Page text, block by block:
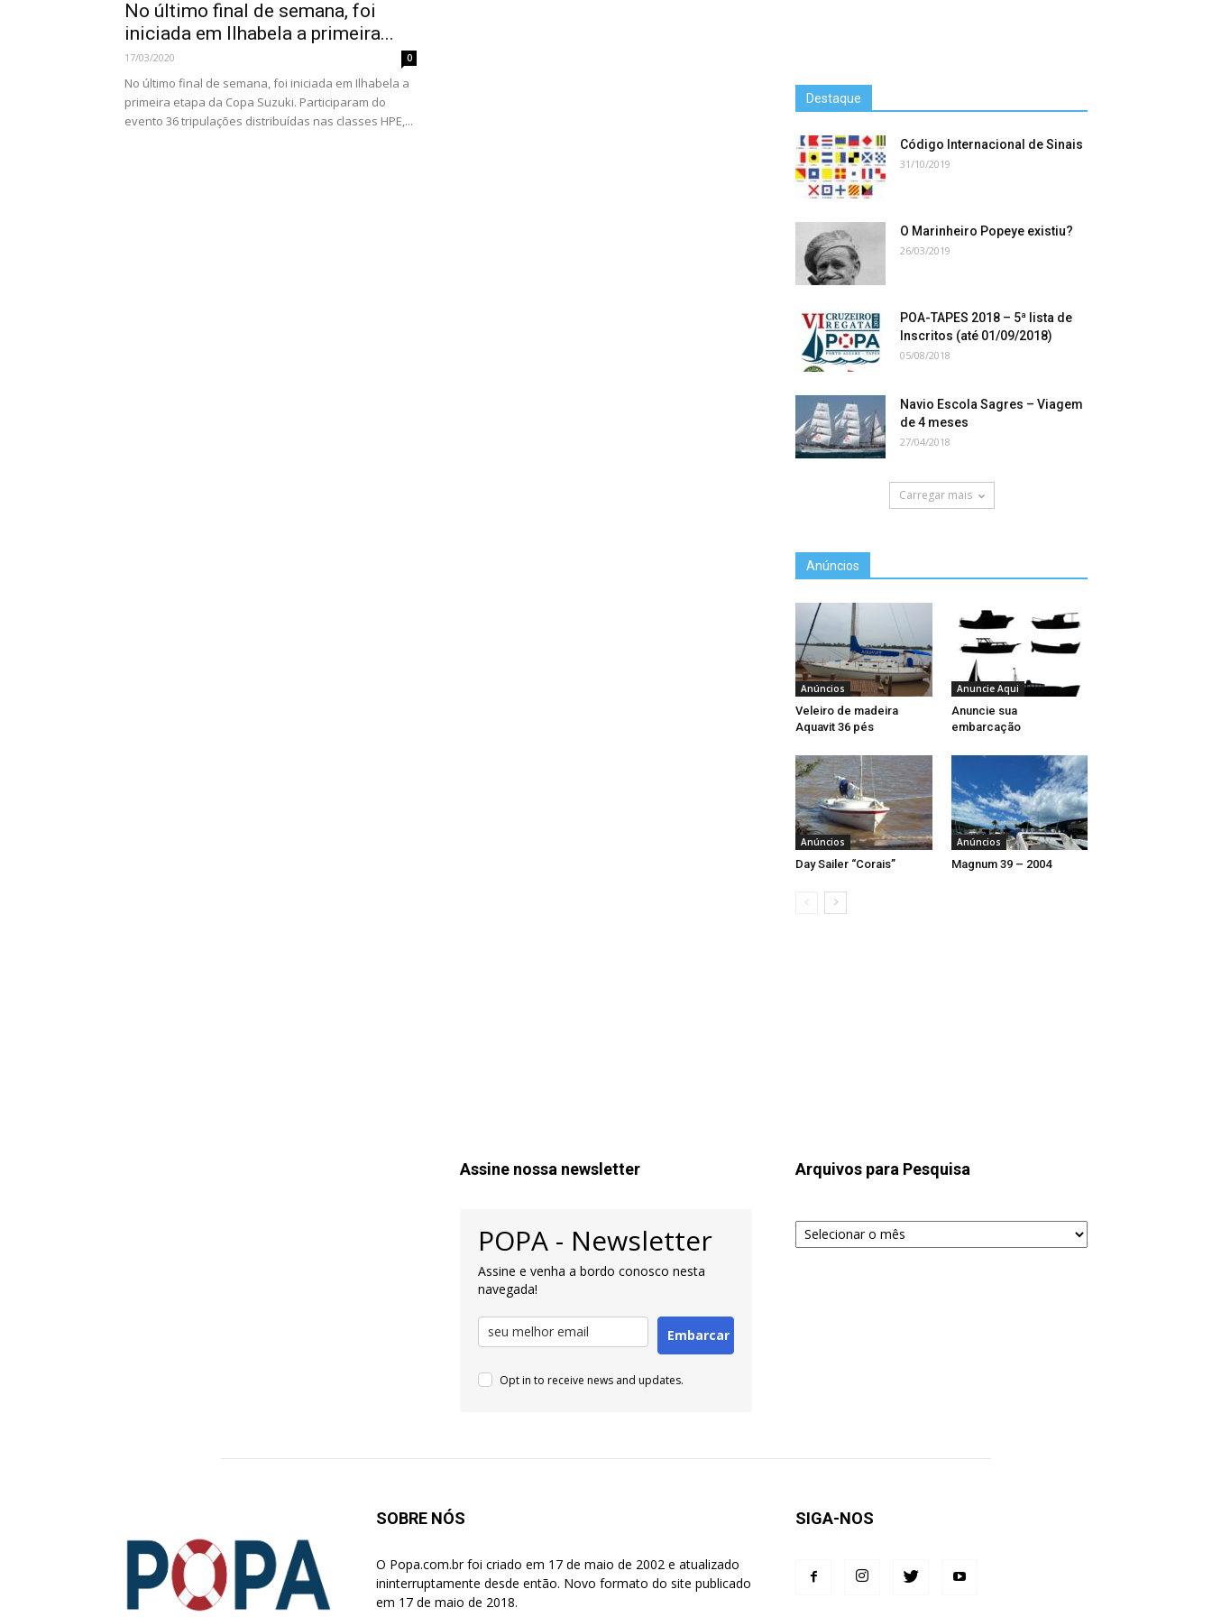
No último final de semana, foi
iniciada em Ilhabela a primeira...
17/03/2020 0
No último final de semana, foi iniciada em Ilhabela a
primeira etapa da Copa Suzuki. Participaram do
evento 36 tripulações distribuídas nas classes HPE,...
Destaque
Código Internacional de Sinais
31/10/2019
O Marinheiro Popeye existiu?
26/03/2019
POA-TAPES 2018 – 5ª lista de
Inscritos (até 01/09/2018)
05/08/2018
Navio Escola Sagres – Viagem
de 4 meses
27/04/2018
Carregar mais
Anúncios
Anúncios
Veleiro de madeira
Aquavit 36 pés
Anuncie Aqui
Anuncie sua
embarcação
Anúncios
Day Sailer “Corais”
Anúncios
Magnum 39 – 2004
Assine nossa newsletter
POPA - Newsletter
Assine e venha a bordo conosco nesta
navegada!
Embarcar
Opt in to receive news and updates.
Arquivos para Pesquisa
Arquivos
para
SOBRE NÓS
O Popa.com.br foi criado em 17 de maio de 2002 e atualizado
ininterruptamente desde então. Novo formato do site publicado
em 17 de maio de 2018.
SIGA-NOS